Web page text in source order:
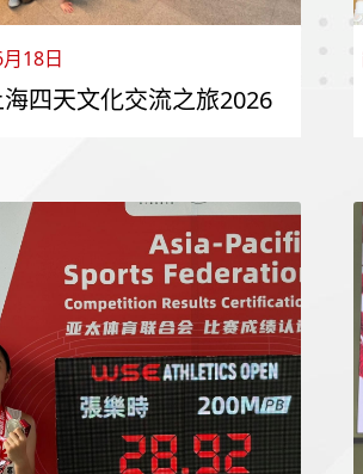
18日
四天文化交流之旅2026